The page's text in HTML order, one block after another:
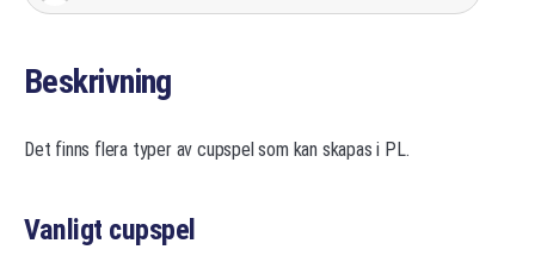
Beskrivning
Det finns flera typer av cupspel som kan skapas i PL.
Vanligt cupspel